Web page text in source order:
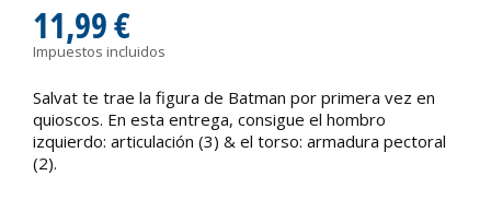
11,99 €
Impuestos incluidos
Salvat te trae la figura de Batman por primera vez en
quioscos. En esta entrega, consigue el hombro
izquierdo: articulación (3) & el torso: armadura pectoral
(2).